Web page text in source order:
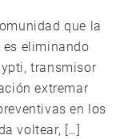
que la
es eliminando
transmisor
extremar
en los
voltear, […]